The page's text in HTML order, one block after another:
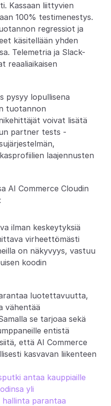
Kassaan liittyvien
100% testimenestys.
regressiot ja
käsitellään yhden
Telemetria ja Slack-
reaaliaikaisen
pysyy lopullisena
tuotannon
voivat lisätä
partner tests -
laajennusten
AI Commerce Cloudin
ilman keskeytyksiä
virheettömästi
on näkyvyys, vastuu
koodin
luotettavuutta,
vähentää
se tarjoaa sekä
entistä
että AI Commerce
kasvavan liikenteen
antaa kauppiaille
yli
hallinta parantaa